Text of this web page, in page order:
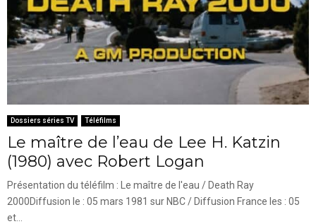
Dossiers séries TV Téléfilms
Le maître de l’eau de Lee H. Katzin
(1980) avec Robert Logan
Présentation du téléfilm : Le maître de l'eau / Death Ray
2000Diffusion le : 05 mars 1981 sur NBC / Diffusion France les : 05
et...